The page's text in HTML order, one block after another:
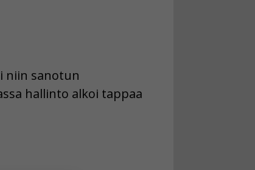
niin sanotun
hallinto alkoi tappaa